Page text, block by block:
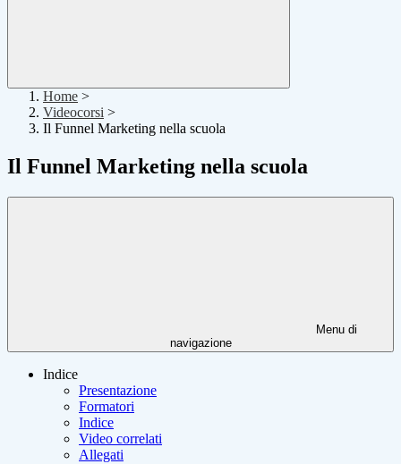
Home >
Videocorsi >
Il Funnel Marketing nella scuola
Il Funnel Marketing nella scuola
Menu di
navigazione
Indice
Presentazione
Formatori
Indice
Video correlati
Allegati